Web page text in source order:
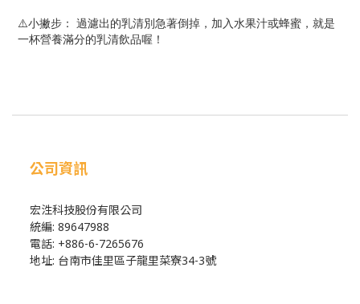
⚠️小撇步： 過濾出的乳清別急著倒掉，加入水果汁或蜂蜜，就是
一杯營養滿分的乳清飲品喔！
公司資訊
宏泩科技股份有限公司
統編: 89647988
電話: +886-6-7265676
地址: 台南市佳里區子龍里菜寮34-3號